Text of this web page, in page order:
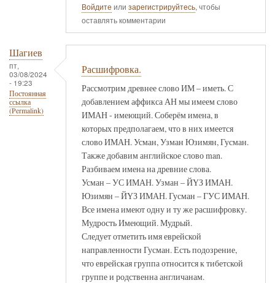
Войдите или зарегистрируйтесь, чтобы
оставлять комментарии
Шагиев
пт,
03/08/2024
- 19:23
Постоянная
ссылка
(Permalink)
Расшифровка.
Рассмотрим древнее слово ИМ – иметь. С
добавлением аффикса АН мы имеем слово
ИМАН - имеющий. Соберём имена, в
которых предполагаем, что в них имеется
слово ИМАН. Усман, Узман Юзимян, Гусман.
Также добавим английское слово man.
Разбиваем имена на древние слова.
Усман – УС ИМАН. Узман – ЙҮЗ ИМАН.
Юзимян – ЙҮЗ ИМАН. Гусман – ГУС ИМАН.
Все имена имеют одну и ту же расшифровку.
Мудрость Имеющий. Мудрый.
Следует отметить имя еврейской
направленности Гусман. Есть подозрение,
что еврейская группа относится к тибетской
группе и родственна англичанам.